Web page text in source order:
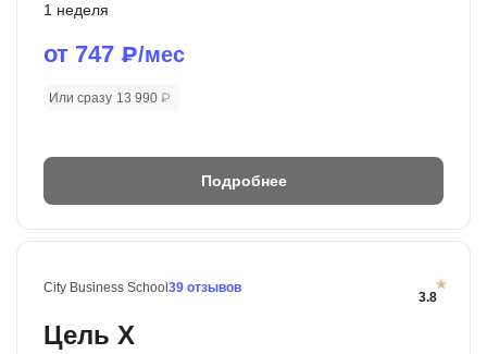
от 747 ₽/мес
Или сразу 13 990 ₽
1 неделя
Подробнее
Цель Х
City Business School
3.8
39 отзывов